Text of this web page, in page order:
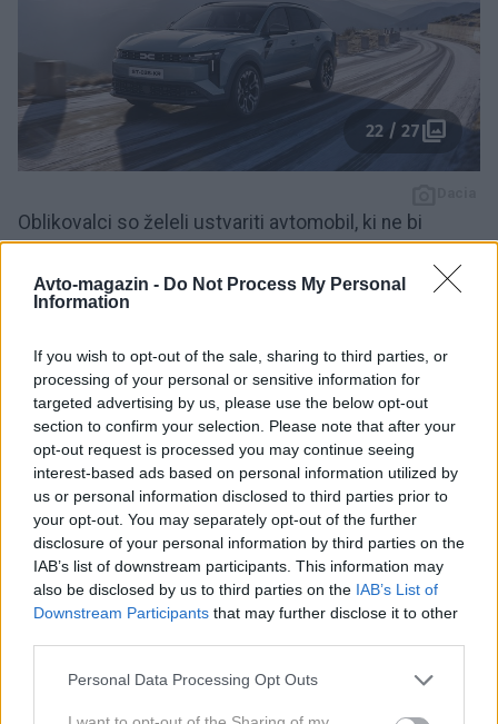
Avto-magazin - Do Not Process My Personal
Information
If you wish to opt-out of the sale, sharing to third parties, or
processing of your personal or sensitive information for
targeted advertising by us, please use the below opt-out
section to confirm your selection. Please note that after your
opt-out request is processed you may continue seeing
interest-based ads based on personal information utilized by
us or personal information disclosed to third parties prior to
your opt-out. You may separately opt-out of the further
disclosure of your personal information by third parties on the
IAB’s list of downstream participants. This information may
also be disclosed by us to third parties on the IAB’s List of
Downstream Participants that may further disclose it to other
Please note that this website/app uses one or more Google
Personal Data Processing Opt Outs
22 / 27
Oblikovalci so želeli ustvariti avtomobil, ki ne bi
strešno linijo, bolj položno vetrobransko steklo in
podaljšan zadek, hkrati pa ohranja robustne zaščitne
obrobe, strešna nosilca in poudarjene blatnike.
Posebnost je tudi novasvetlobna grafika LED v
obliki črke T, ki jo bo Dacia prvič uporabila na
serijskem modelu in naj bi v prihodnje postala
prepoznavni element znamke.
Notranjost prinaša eno največjih sprememb v zadnjih
letih. Armaturna plošča je zasnovana povsem na novo
in razdeljena na tri funkcionalne nivoje. Že serijsko
sta vgrajena10,1-palčni zaslon infotainmentain7-
palčna digitalna instrumentna plošča, med
uporabnimi podrobnostmi pa so vgrajeno strgalo za
led, namenski kanal za polnilne kable ter sistem